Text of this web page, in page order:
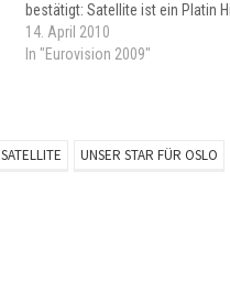
bestätigt: Satellite ist ein Platin
Deutschland. Gold in Österreich
noch eine Frage der Zeit. In der
14. April 2010
In "Eurovision 2009"
SATELLITE UNSER STAR FÜR OSLO